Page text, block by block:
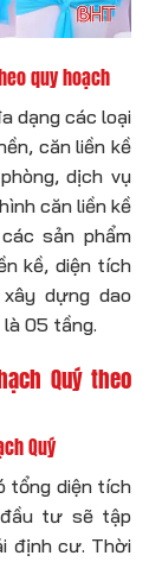
quy hoạch
dạng các loại
căn liền kề
dịch vụ
căn liền kề
sản phẩm
kề, diện tích
dựng dao
05 tầng.
Quý theo
Quý
tổng diện tích
đầu tư sẽ tập
định cư. Thời